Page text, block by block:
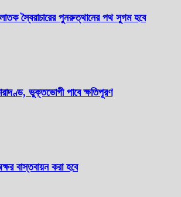
স্বৈরাচারের পুনরুত্থানের পথ সুগম হবে
ভুক্তভোগী পাবে ক্ষতিপূরণ
বাস্তবায়ন করা হবে